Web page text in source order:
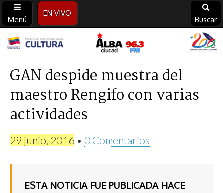
Menú
EN VIVO
Buscar
Alba
Ciudad
96.3
FM
GAN despide muestra del
maestro Rengifo con varias
actividades
29 junio, 2016 • 0 Comentarios
ESTA NOTICIA FUE PUBLICADA HACE